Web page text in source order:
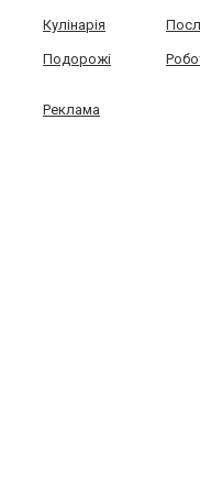
Кулінарія
Подорожі
Реклама